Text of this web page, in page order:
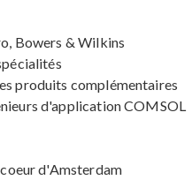
Bowers & Wilkins
produits complémentaires
d'application COMSOL
d'Amsterdam